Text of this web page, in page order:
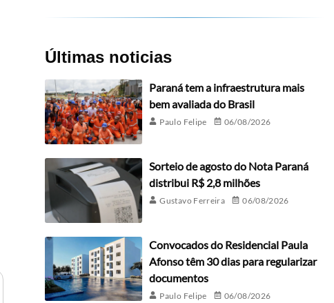
Últimas noticias
Paraná tem a infraestrutura mais
bem avaliada do Brasil
Paulo Felipe 06/08/2026
Sorteio de agosto do Nota Paraná
distribui R$ 2,8 milhões
Gustavo Ferreira 06/08/2026
Convocados do Residencial Paula
Afonso têm 30 dias para regularizar
documentos
Paulo Felipe 06/08/2026